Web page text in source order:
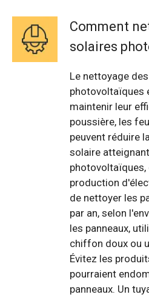
Comment
solaires
Le nettoyage
photovoltaïques
maintenir leur
poussière, les
peuvent réduire
solaire
photovoltaïques,
production
de nettoyer les
par an, selon
les panneaux,
chiffon doux ou
Évitez les
pourraient
panneaux. Un